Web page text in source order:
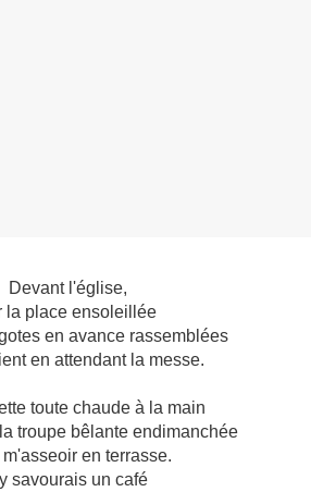
Devant l'église,
la place ensoleillée
en avance rassemblées
en attendant la messe.
toute chaude à la main
troupe bêlante endimanchée
m'asseoir en terrasse.
savourais un café